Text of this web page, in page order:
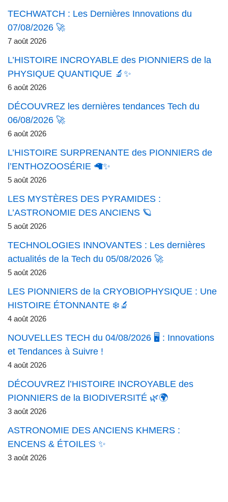
TECHWATCH : Les Dernières Innovations du
07/08/2026 🚀
7 août 2026
L’HISTOIRE INCROYABLE des PIONNIERS de la
PHYSIQUE QUANTIQUE 🔬✨
6 août 2026
DÉCOUVREZ les dernières tendances Tech du
06/08/2026 🚀
6 août 2026
L’HISTOIRE SURPRENANTE des PIONNIERS de
l’ENTHOZOOSÉRIE 🦙✨
5 août 2026
LES MYSTÈRES DES PYRAMIDES :
L’ASTRONOMIE DES ANCIENS 🪐
5 août 2026
TECHNOLOGIES INNOVANTES : Les dernières
actualités de la Tech du 05/08/2026 🚀
5 août 2026
LES PIONNIERS de la CRYOBIOPHYSIQUE : Une
HISTOIRE ÉTONNANTE ❄️🔬
4 août 2026
NOUVELLES TECH du 04/08/2026 🖥️ : Innovations
et Tendances à Suivre !
4 août 2026
DÉCOUVREZ l’HISTOIRE INCROYABLE des
PIONNIERS de la BIODIVERSITÉ 🌿🌍
3 août 2026
ASTRONOMIE DES ANCIENS KHMERS :
ENCENS & ÉTOILES ✨
3 août 2026